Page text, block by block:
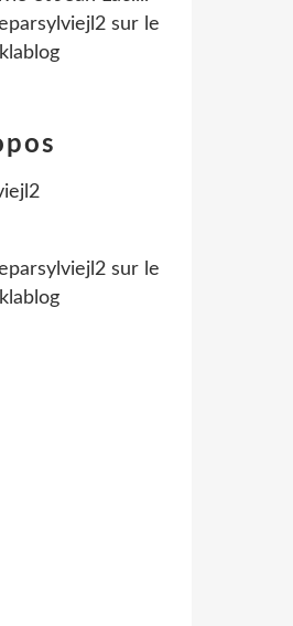
sur le
sur le